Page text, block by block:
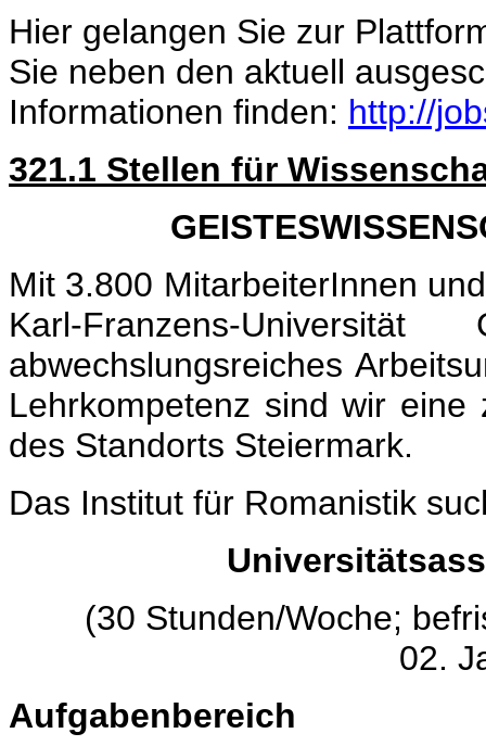
Hier gelangen Sie zur
Sie neben den aktuell
Informationen finden: http://
321.1 Stellen für
Mit 3.800 MitarbeiterInnen
Karl-Franzens-
abwechslungsreiches
Lehrkompetenz sind wir
des Standorts Steiermark.
Das Institut für Romanistik
(30 Stunden/Woche;
02.
Aufgabenbereich